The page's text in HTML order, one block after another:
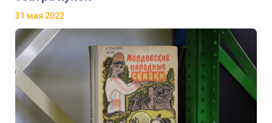
31 мая 2022